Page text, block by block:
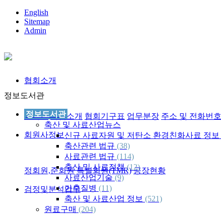
English
Sitemap
Admin
협회소개
인사말 사협소개 협회기구표 업무분장 주소 및 전화번호
회원사정보
정회원,준회원 특별회원(TMR) 공장현황
검정및분석업무
정보도서관
정보도서관
축산 및 사료산업뉴스
신규 사료자원 및 저탄소 환경친화사료 정보
축산관련 법규 (38)
사료관련 법규 (114)
축산 및 사료정책(12)
사료산업기술 (9)
가축질병 (11)
축산 및 사료산업 정보 (521)
원료구매 (204)